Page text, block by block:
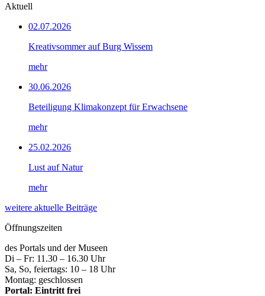
Aktuell
02.07.2026
Kreativsommer auf Burg Wissem
mehr
30.06.2026
Beteiligung Klimakonzept für Erwachsene
mehr
25.02.2026
Lust auf Natur
mehr
weitere aktuelle Beiträge
Öffnungszeiten
des Portals und der Museen
Di – Fr: 11.30 – 16.30 Uhr
Sa, So, feiertags: 10 – 18 Uhr
Montag: geschlossen
Portal: Eintritt frei